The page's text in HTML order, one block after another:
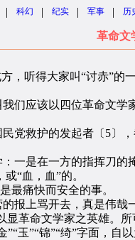
| 科幻 | 纪实 | 军事 | 历
革命文
听得大家叫“讨赤”的一
应该以四位革命文学
救护的发起者〔5〕
是在一方的指挥刀的
“血，血”的。
痛快而安全的事。
上骂开去，真是伟哉
革命文学家之英雄。
”“锦”“绮”字面，自